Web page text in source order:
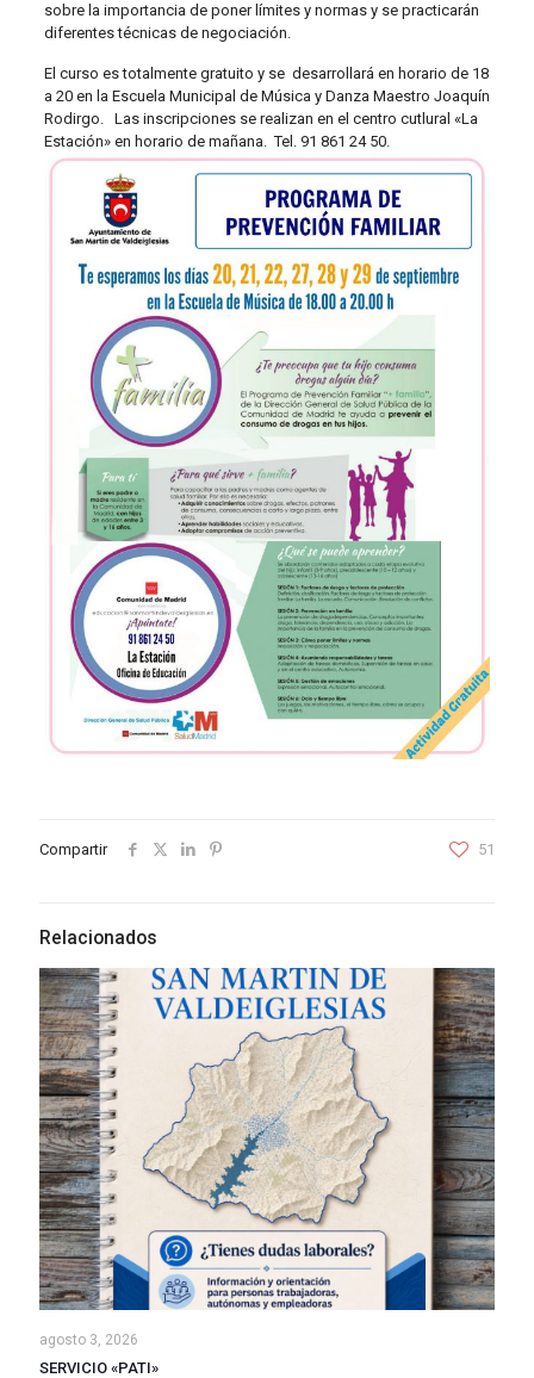
sobre la importancia de poner límites y normas y se practicarán
diferentes técnicas de negociación.
El curso es totalmente gratuito y se desarrollará en horario de 18
a 20 en la Escuela Municipal de Música y Danza Maestro Joaquín
Rodirgo. Las inscripciones se realizan en el centro cutlural «La
Estación» en horario de mañana. Tel. 91 861 24 50.
Compartir 51
Relacionados
agosto 3, 2026
SERVICIO «PATI»